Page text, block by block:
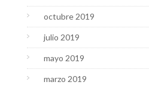
octubre 2019
julio 2019
mayo 2019
marzo 2019